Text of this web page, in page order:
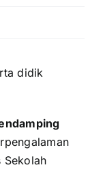
didik
Sekolah